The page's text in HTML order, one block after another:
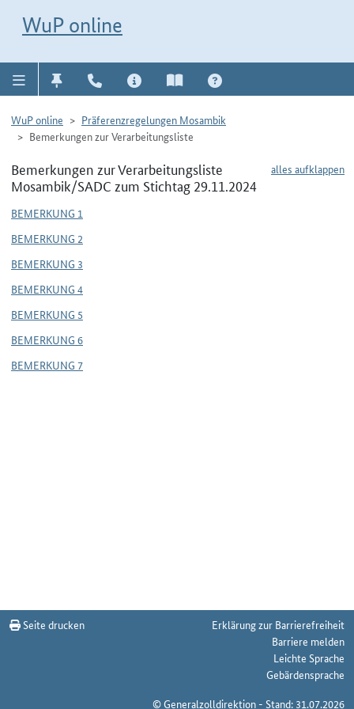
WuP online
WuP online
Präferenzregelungen Mosambik
Bemerkungen zur Verarbeitungsliste
alles aufklappen
Bemerkungen zur Verarbeitungsliste
Mosambik/SADC zum Stichtag 29.11.2024
BEMERKUNG 1
BEMERKUNG 2
BEMERKUNG 3
BEMERKUNG 4
BEMERKUNG 5
BEMERKUNG 6
BEMERKUNG 7
Seite drucken
Erklärung zur Barrierefreiheit
Barriere melden
Leichte Sprache
Gebärdensprache
© Generalzolldirektion - Stand: 31.07.2026